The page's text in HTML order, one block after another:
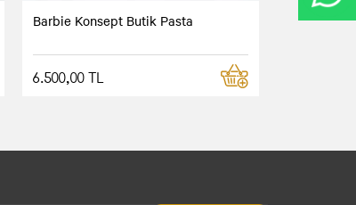
Barbie Konsept Butik Pasta
6.500,00 TL